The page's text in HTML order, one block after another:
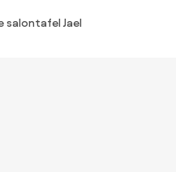
salontafel Jael